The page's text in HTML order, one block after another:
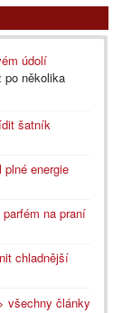
údolí
několika
šatník
energie
na praní
chladnější
všechny články